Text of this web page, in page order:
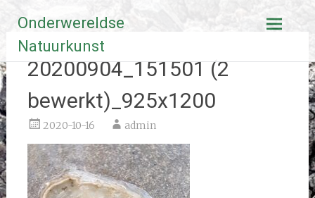
naar
inhoud
Onderwereldse
Natuurkunst
20200904_151501 (2
bewerkt)_925x1200
2020-10-16 admin